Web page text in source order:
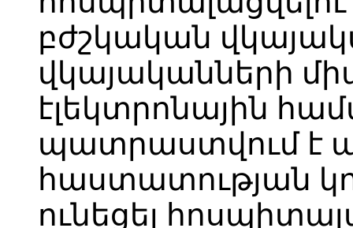
բժշկական
վկայականների
էլեկտրոնային
պատրաստվում է
հաստատության
ունեցել